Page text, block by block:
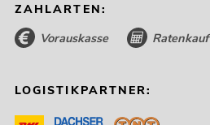
ZAHLARTEN:
Vorauskasse Ratenkauf
LOGISTIKPARTNER: